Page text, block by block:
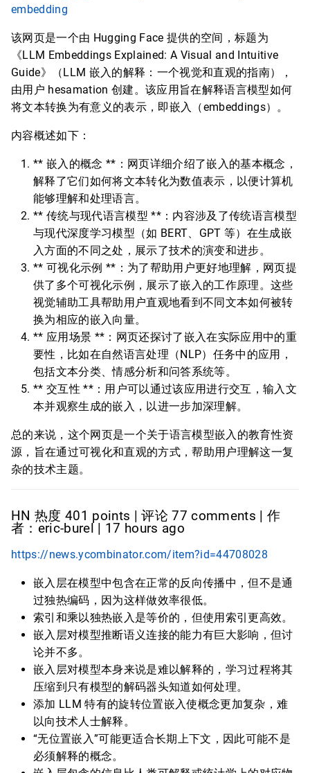
embedding
该网页是一个由 Hugging Face 提供的空间，标题为
《LLM Embeddings Explained: A Visual and Intuitive
Guide》（LLM 嵌入的解释：一个视觉和直观的指南），
由用户 hesamation 创建。该应用旨在解释语言模型如何
将文本转换为有意义的表示，即嵌入（embeddings）。
内容概述如下：
** 嵌入的概念 **：网页详细介绍了嵌入的基本概念，
解释了它们如何将文本转化为数值表示，以便计算机
能够理解和处理语言。
** 传统与现代语言模型 **：内容涉及了传统语言模型
与现代深度学习模型（如 BERT、GPT 等）在生成嵌
入方面的不同之处，展示了技术的演变和进步。
** 可视化示例 **：为了帮助用户更好地理解，网页提
供了多个可视化示例，展示了嵌入的工作原理。这些
视觉辅助工具帮助用户直观地看到不同文本如何被转
换为相应的嵌入向量。
** 应用场景 **：网页还探讨了嵌入在实际应用中的重
要性，比如在自然语言处理（NLP）任务中的应用，
包括文本分类、情感分析和问答系统等。
** 交互性 **：用户可以通过该应用进行交互，输入文
本并观察生成的嵌入，以进一步加深理解。
总的来说，这个网页是一个关于语言模型嵌入的教育性资
源，旨在通过可视化和直观的方式，帮助用户理解这一复
杂的技术主题。
HN 热度 401 points | 评论 77 comments | 作
者：eric-burel | 17 hours ago
https://news.ycombinator.com/item?id=44708028
嵌入层在模型中包含在正常的反向传播中，但不是通
过独热编码，因为这样做效率很低。
索引和乘以独热嵌入是等价的，但使用索引更高效。
嵌入层对模型推断语义连接的能力有巨大影响，但讨
论并不多。
嵌入层对模型本身来说是难以解释的，学习过程将其
压缩到只有模型的解码器头知道如何处理。
添加 LLM 特有的旋转位置嵌入使概念更加复杂，难
以向技术人士解释。
“无位置嵌入”可能更适合长期上下文，因此可能不是
必须解释的概念。